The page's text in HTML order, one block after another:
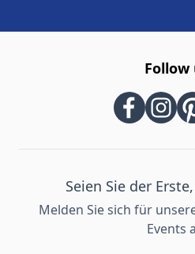
Follow
Seien Sie der
Melden Sie sich für
Events